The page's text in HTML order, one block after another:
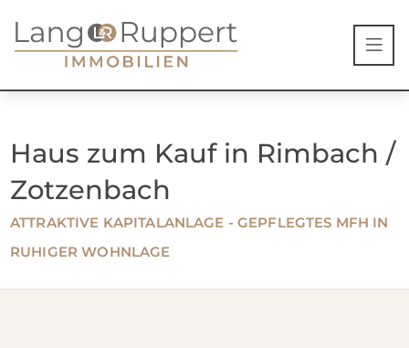
Haus zum Kauf in Rimbach /
Zotzenbach
ATTRAKTIVE KAPITALANLAGE - GEPFLEGTES MFH IN
RUHIGER WOHNLAGE